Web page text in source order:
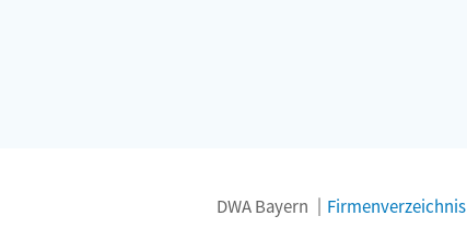
DWA Bayern Firmenverzeichnis